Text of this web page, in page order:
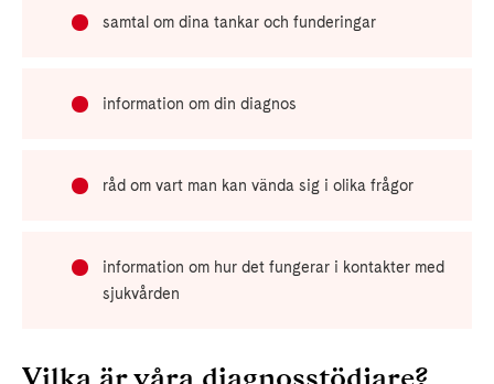
samtal om dina tankar och funderingar
information om din diagnos
råd om vart man kan vända sig i olika frågor
information om hur det fungerar i kontakter med
sjukvården